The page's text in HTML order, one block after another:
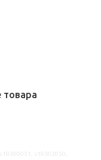
товара